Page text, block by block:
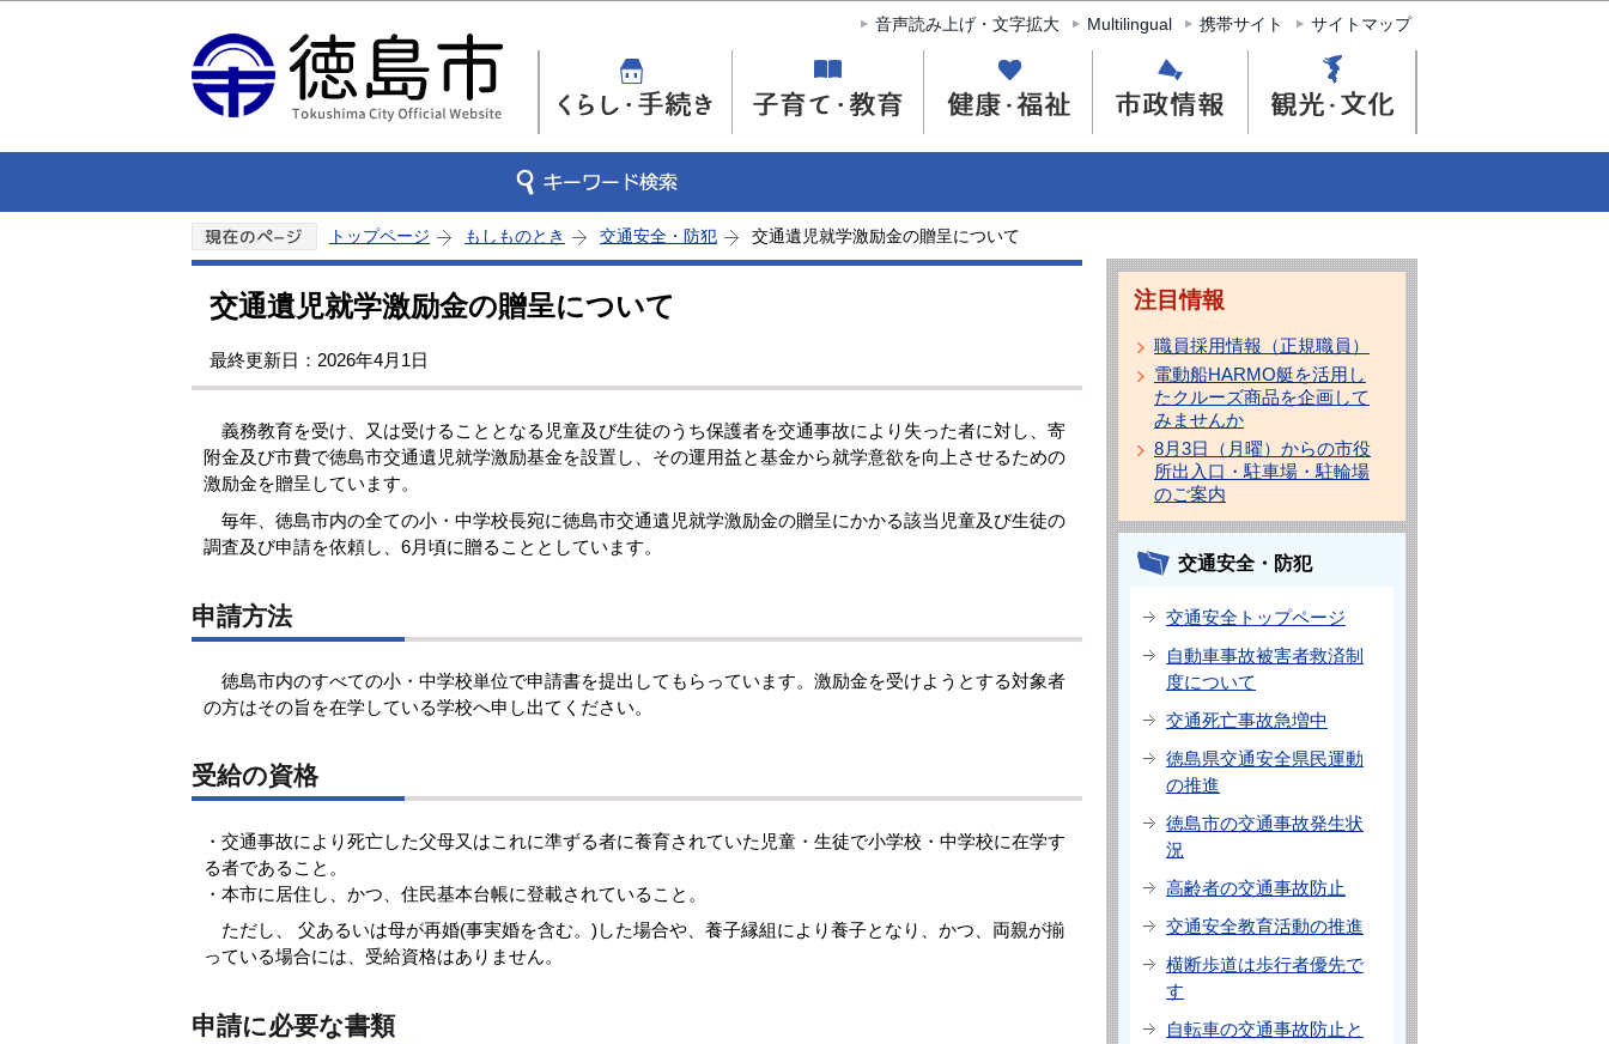
このページの本文へ移動
音声読み上げ・文字拡大 Multilingual 携帯サイト サイトマップ
トップページ もしものとき 交通安全・防犯 交通遺児就学激励金の贈呈について
交通遺児就学激励金の贈呈について
最終更新日：2026年4月1日
義務教育を受け、又は受けることとなる児童及び生徒のうち保護者を交通事故により失った者に対し、寄
附金及び市費で徳島市交通遺児就学激励基金を設置し、その運用益と基金から就学意欲を向上させるための
激励金を贈呈しています。
毎年、徳島市内の全ての小・中学校長宛に徳島市交通遺児就学激励金の贈呈にかかる該当児童及び生徒の
調査及び申請を依頼し、6月頃に贈ることとしています。
申請方法
徳島市内のすべての小・中学校単位で申請書を提出してもらっています。激励金を受けようとする対象者
の方はその旨を在学している学校へ申し出てください。
受給の資格
・交通事故により死亡した父母又はこれに準ずる者に養育されていた児童・生徒で小学校・中学校に在学す
る者であること。
・本市に居住し、かつ、住民基本台帳に登載されていること。
ただし、 父あるいは母が再婚(事実婚を含む。)した場合や、養子縁組により養子となり、かつ、両親が揃
っている場合には、受給資格はありません。
申請に必要な書類
注目情報
職員採用情報（正規職員）
電動船HARMO艇を活用し
たクルーズ商品を企画して
みませんか
8月3日（月曜）からの市役
所出入口・駐車場・駐輪場
のご案内
交通安全・防犯
交通安全トップページ
自動車事故被害者救済制
度について
交通死亡事故急増中
徳島県交通安全県民運動
の推進
徳島市の交通事故発生状
況
高齢者の交通事故防止
交通安全教育活動の推進
横断歩道は歩行者優先で
す
自転車の交通事故防止と